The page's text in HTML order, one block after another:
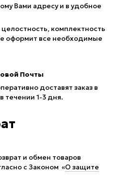
Вами адресу и в удобное
комплектность
оформит все необходимые
Почты
доставят заказ в
течении 1-3 дня.
и обмен товаров
с Законом «О защите